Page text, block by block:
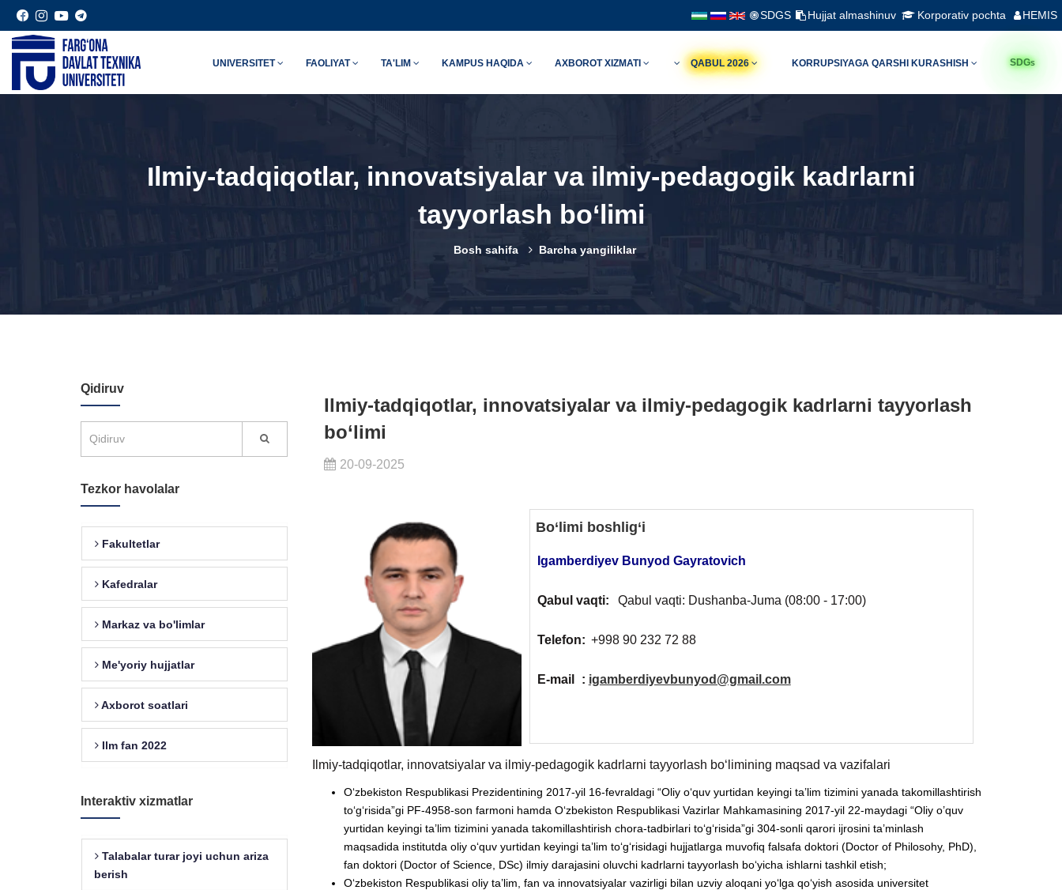
SDGS Hujjat almashinuv Korporativ pochta HEMIS
UNIVERSITET FAOLIYAT TA'LIM KAMPUS HAQIDA AXBOROT XIZMATI QABUL 2026 KORRUPSIYAGA QARSHI KURASHISH SDGs
Ilmiy-tadqiqotlar, innovatsiyalar va ilmiy-pedagogik kadrlarni
tayyorlash bo‘limi
Bosh sahifa Barcha yangiliklar
Ilmiy-tadqiqotlar, innovatsiyalar va ilmiy-pedagogik kadrlarni tayyorlash
bo‘limi
20-09-2025
Bo‘limi boshlig‘i
Igamberdiyev Bunyod Gayratovich
Qabul vaqti: Qabul vaqti: Dushanba-Juma (08:00 - 17:00)
Telefon: +998 90 232 72 88
E-mail : igamberdiyevbunyod@gmail.com
Ilmiy-tadqiqotlar, innovatsiyalar va ilmiy-pedagogik kadrlarni tayyorlash bo‘limining maqsad va vazifalari
O‘zbekiston Respublikasi Prezidentining 2017-yil 16-fevraldagi “Oliy o‘quv yurtidan keyingi ta’lim tizimini yanada takomillashtirish
to‘g‘risida”gi PF-4958-son farmoni hamda O‘zbekiston Respublikasi Vazirlar Mahkamasining 2017-yil 22-maydagi “Oliy o’quv
yurtidan keyingi ta’lim tizimini yanada takomillashtirish chora-tadbirlari to‘g‘risida”gi 304-sonli qarori ijrosini ta’minlash
maqsadida institutda oliy o‘quv yurtidan keyingi ta’lim to‘g‘risidagi hujjatlarga muvofiq falsafa doktori (Doctor of Philosohy, PhD),
fan doktori (Doctor of Science, DSc) ilmiy darajasini oluvchi kadrlarni tayyorlash bo‘yicha ishlarni tashkil etish;
O‘zbekiston Respublikasi oliy ta’lim, fan va innovatsiyalar vazirligi bilan uzviy aloqani yo‘lga qo‘yish asosida universitet
Qidiruv
Tezkor havolalar
Fakultetlar
Kafedralar
Markaz va bo'limlar
Me'yoriy hujjatlar
Axborot soatlari
Ilm fan 2022
Interaktiv xizmatlar
Talabalar turar joyi uchun ariza
berish